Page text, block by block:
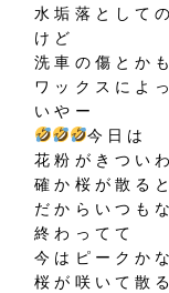
水垢落として
けど
洗車の傷とか
ワックスによ
いやー
今日は
花粉がきついわ
確か桜が散る
だからいつも
終わってて
今はピークかな
桜が咲いて散